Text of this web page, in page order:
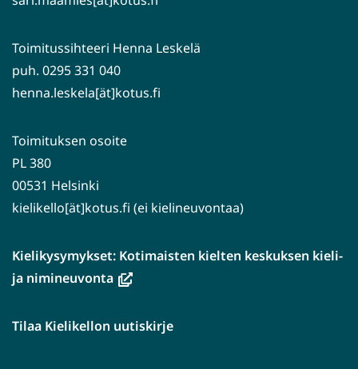
Toimitussihteeri Henna Leskelä
puh. 0295 331 040
henna.leskela[ät]kotus.fi
Toimituksen osoite
PL 380
00531 Helsinki
kielikello[ät]kotus.fi (ei kielineuvontaa)
Kielikysymykset: Kotimaisten kielten keskuksen kieli-
ja nimineuvonta(avautuu
ikkunaan,
Tilaa Kielikellon uutiskirje